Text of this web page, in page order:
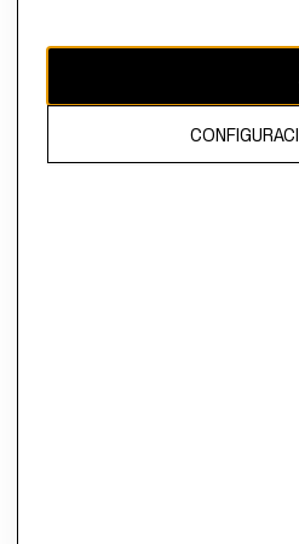
CAMBIAR REGIÓN
El contenido de esta página web